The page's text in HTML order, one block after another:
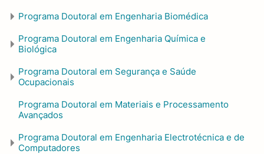
Programa Doutoral em Engenharia Biomédica
Programa Doutoral em Engenharia Química e
Biológica
Programa Doutoral em Segurança e Saúde
Ocupacionais
Programa Doutoral em Materiais e Processamento
Avançados
Programa Doutoral em Engenharia Electrotécnica e de
Computadores